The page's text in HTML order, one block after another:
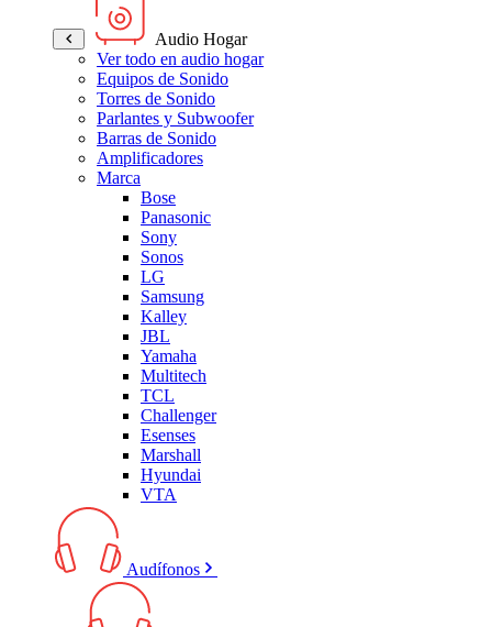
Audio Hogar
Ver todo en audio hogar
Equipos de Sonido
Torres de Sonido
Parlantes y Subwoofer
Barras de Sonido
Amplificadores
Marca
Bose
Panasonic
Sony
Sonos
LG
Samsung
Kalley
JBL
Yamaha
Multitech
TCL
Challenger
Esenses
Marshall
Hyundai
VTA
Audífonos